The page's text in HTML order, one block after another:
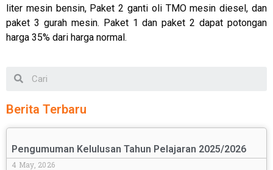
liter mesin bensin, Paket 2 ganti oli TMO mesin diesel, dan
paket 3 gurah mesin. Paket 1 dan paket 2 dapat potongan
harga 35% dari harga normal.
Berita Terbaru
Pengumuman Kelulusan Tahun Pelajaran 2025/2026
4 May, 2026